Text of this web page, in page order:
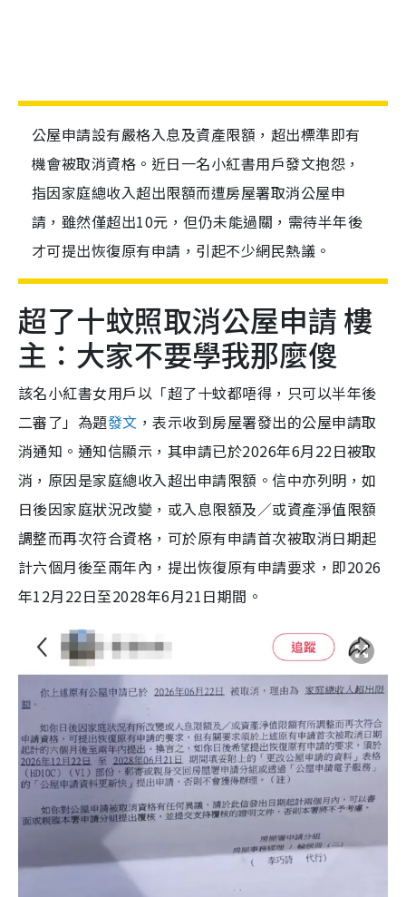
公屋申請設有嚴格入息及資產限額，超出標準即有
機會被取消資格。近日一名小紅書用戶發文抱怨，
指因家庭總收入超出限額而遭房屋署取消公屋申
請，雖然僅超出10元，但仍未能過關，需待半年後
才可提出恢復原有申請，引起不少網民熱議。
超了十蚊照取消公屋申請 樓
主：大家不要學我那麼傻
該名小紅書女用戶以「超了十蚊都唔得，只可以半年後
二審了」為題發文 ，表示收到房屋署發出的公屋申請取
消通知。通知信顯示，其申請已於2026年6月22日被取
消，原因是家庭總收入超出申請限額。信中亦列明，如
日後因家庭狀況改變，或入息限額及／或資產淨值限額
調整而再次符合資格，可於原有申請首次被取消日期起
計六個月後至兩年內，提出恢復原有申請要求，即2026
年12月22日至2028年6月21日期間。